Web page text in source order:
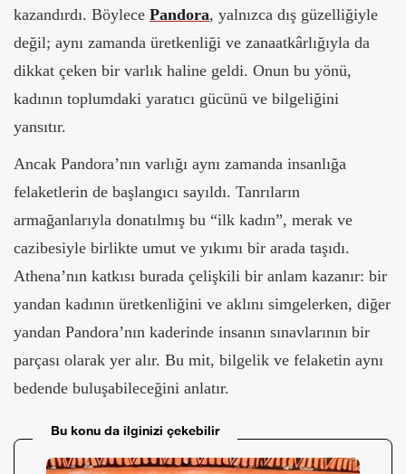
kazandırdı. Böylece Pandora, yalnızca dış güzelliğiyle
değil; aynı zamanda üretkenliği ve zanaatkârlığıyla da
dikkat çeken bir varlık haline geldi. Onun bu yönü,
kadının toplumdaki yaratıcı gücünü ve bilgeliğini
yansıtır.
Ancak Pandora’nın varlığı aynı zamanda insanlığa
felaketlerin de başlangıcı sayıldı. Tanrıların
armağanlarıyla donatılmış bu “ilk kadın”, merak ve
cazibesiyle birlikte umut ve yıkımı bir arada taşıdı.
Athena’nın katkısı burada çelişkili bir anlam kazanır: bir
yandan kadının üretkenliğini ve aklını simgelerken, diğer
yandan Pandora’nın kaderinde insanın sınavlarının bir
parçası olarak yer alır. Bu mit, bilgelik ve felaketin aynı
bedende buluşabileceğini anlatır.
Bu konu da ilginizi çekebilir